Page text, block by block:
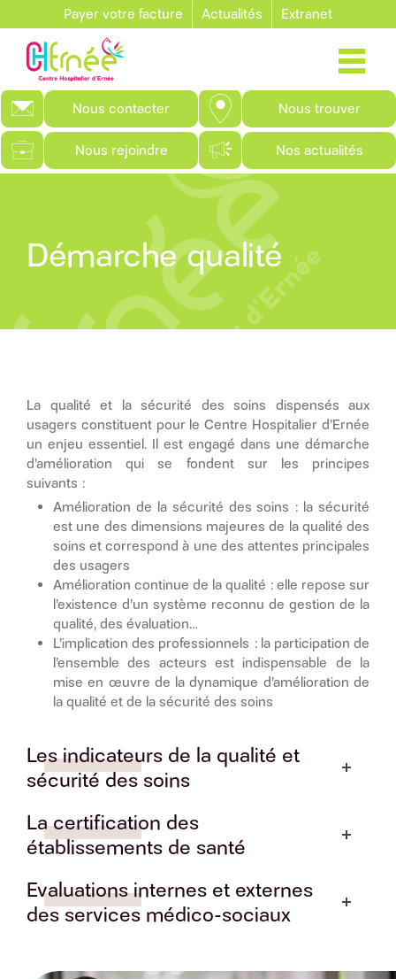
Aller au contenu principal
Payer votre facture Actualités Extranet
Nous contacter Nous trouver
Nous rejoindre Nos actualités
Démarche qualité
La qualité et la sécurité des soins dispensés aux
usagers constituent pour le Centre Hospitalier d’Ernée
un enjeu essentiel. Il est engagé dans une démarche
d’amélioration qui se fondent sur les principes
suivants :
Amélioration de la sécurité des soins : la sécurité
est une des dimensions majeures de la qualité des
soins et correspond à une des attentes principales
des usagers
Amélioration continue de la qualité : elle repose sur
l’existence d’un système reconnu de gestion de la
qualité, des évaluation…
L’implication des professionnels : la participation de
l’ensemble des acteurs est indispensable de la
mise en œuvre de la dynamique d’amélioration de
la qualité et de la sécurité des soins
Les indicateurs de la qualité et
sécurité des soins
La certification des
établissements de santé
Evaluations internes et externes
des services médico-sociaux